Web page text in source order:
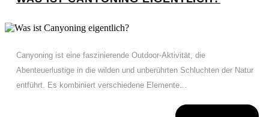
Canyoning ist eine faszinierende Outdoor-Aktivität, die
Abenteuerlustige in die wilden und unberührten Schluchten der Natur
entführt. Es kombiniert verschiedene Elemente...